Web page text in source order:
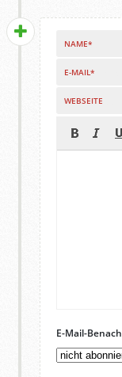
NAME*
E-MAIL*
WEBSEITE
E-Mail-